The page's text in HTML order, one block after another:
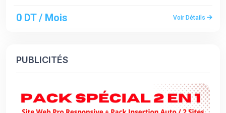
0 DT / Mois Voir Détails
PUBLICITÉS